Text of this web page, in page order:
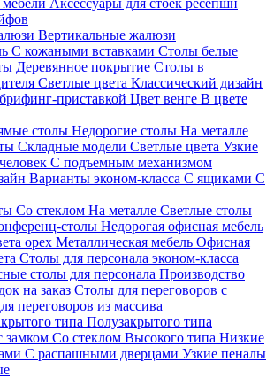
мебели Аксессуары для стоек ресепшн
Вертикальные жалюзи
С кожаными вставками Столы белые
Деревянное покрытие Столы в
Светлые цвета Классический дизайн
приставкой Цвет венге В цвете
столы Недорогие столы На металле
Складные модели Светлые цвета Узкие
С подъемным механизмом
Варианты эконом-класса С ящиками С
Со стеклом На металле Светлые столы
столы Недорогая офисная мебель
орех Металлическая мебель Офисная
Столы для персонала эконом-класса
столы для персонала Производство
на заказ Столы для переговоров с
переговоров из массива
типа Полузакрытого типа
замком Со стеклом Высокого типа Низкие
С распашными дверцами Узкие пеналы